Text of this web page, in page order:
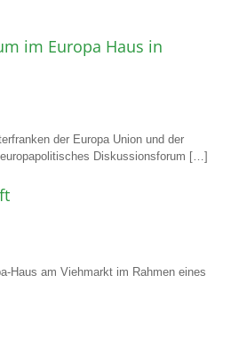
im Europa Haus in
der Europa Union und der
Diskussionsforum […]
Haus am Viehmarkt im Rahmen eines